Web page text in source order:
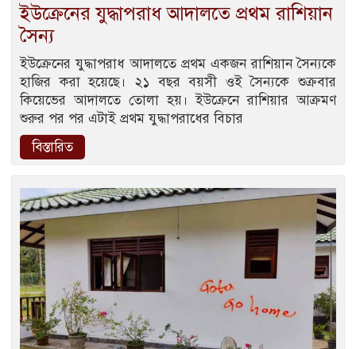
ইউক্রেনের যুদ্ধাপরাধ আদালতে প্রথম রাশিয়ান
সৈন্য
ইউক্রেনের যুদ্ধাপরাধ আদালতে প্রথম একজন রাশিয়ান সৈন্যকে
হাজির করা হয়েছে। ২১ বছর বয়সী ওই সৈন্যকে শুক্রবার
কিয়েভের আদালতে তোলা হয়। ইউক্রেনে রাশিয়ার আক্রমণ
শুরুর পর পর এটাই প্রথম যুদ্ধাপরাধের বিচার
বিস্তারিত